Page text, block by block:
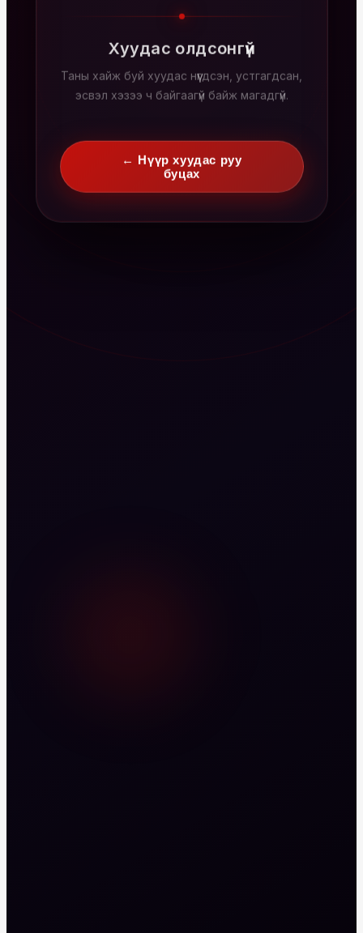
Хуудас олдсонгүй
Таны хайж буй хуудас нүүгдсэн, устгагдсан,
эсвэл хэзээ ч байгаагүй байж магадгүй.
← Нүүр хуудас руу
буцах